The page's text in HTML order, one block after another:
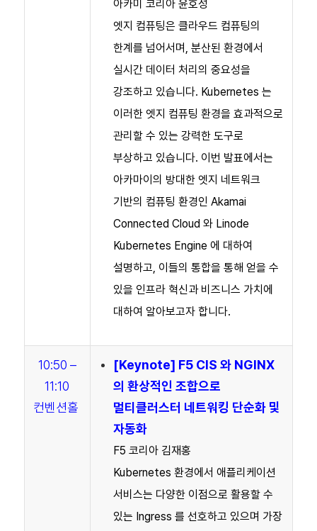
아카미 코리아 윤호성
엣지 컴퓨팅은 클라우드 컴퓨팅의
한계를 넘어서며, 분산된 환경에서
실시간 데이터 처리의 중요성을
강조하고 있습니다. Kubernetes 는
이러한 엣지 컴퓨팅 환경을 효과적으로
관리할 수 있는 강력한 도구로
부상하고 있습니다. 이번 발표에서는
아카마이의 방대한 엣지 네트워크
기반의 컴퓨팅 환경인 Akamai
Connected Cloud 와 Linode
Kubernetes Engine 에 대하여
설명하고, 이들의 통합을 통해 얻을 수
있을 인프라 혁신과 비즈니스 가치에
대하여 알아보고자 합니다.
10:50 –
11:10
컨벤션홀
[Keynote] F5 CIS 와 NGINX
의 환상적인 조합으로
멀티클러스터 네트워킹 단순화 및
자동화
F5 코리아 김재홍
Kubernetes 환경에서 애플리케이션
서비스는 다양한 이점으로 활용할 수
있는 Ingress 를 선호하고 있으며 가장